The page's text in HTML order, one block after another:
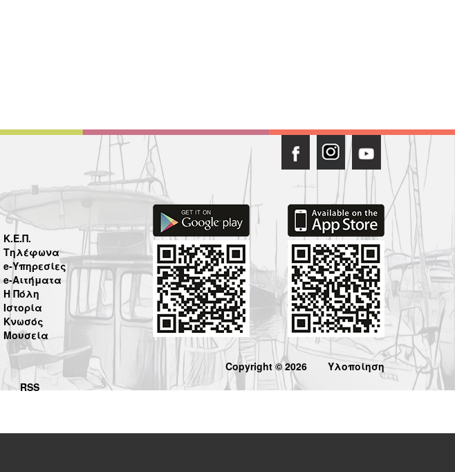
Κ.Ε.Π.
Τηλέφωνα
e-Υπηρεσίες
e-Αιτήματα
Η Πόλη
Ιστορία
Κνωσός
Μουσεία
RSS
Copyright © 2026 Υλοποίηση